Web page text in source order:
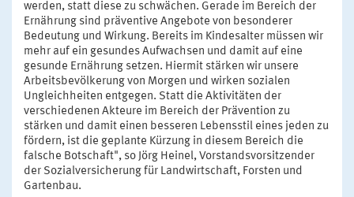
werden, statt diese zu schwächen. Gerade im Bereich der
Ernährung sind präventive Angebote von besonderer
Bedeutung und Wirkung. Bereits im Kindesalter müssen wir
mehr auf ein gesundes Aufwachsen und damit auf eine
gesunde Ernährung setzen. Hiermit stärken wir unsere
Arbeitsbevölkerung von Morgen und wirken sozialen
Ungleichheiten entgegen. Statt die Aktivitäten der
verschiedenen Akteure im Bereich der Prävention zu
stärken und damit einen besseren Lebensstil eines jeden zu
fördern, ist die geplante Kürzung in diesem Bereich die
falsche Botschaft", so Jörg Heinel, Vorstandsvorsitzender
der Sozialversicherung für Landwirtschaft, Forsten und
Gartenbau.